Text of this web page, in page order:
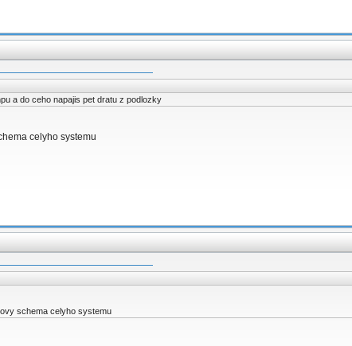
a do ceho napajis pet dratu z podlozky
celyho systemu
schema celyho systemu